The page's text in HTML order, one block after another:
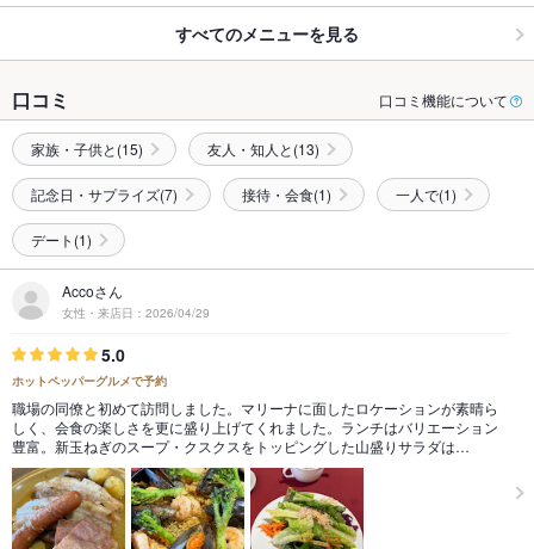
すべてのメニューを見る
口コミ 口コミ機能について
家族・子供と(15) 友人・知人と(13)
記念日・サプライズ(7) 接待・会食(1) 一人で(1)
デート(1)
Accoさん
女性・来店日：2026/04/29
5.0
ホットペッパーグルメで予約
職場の同僚と初めて訪問しました。マリーナに面したロケーションが素晴ら
しく、会食の楽しさを更に盛り上げてくれました。ランチはバリエーション
豊富。新玉ねぎのスープ・クスクスをトッピングした山盛りサラダは…